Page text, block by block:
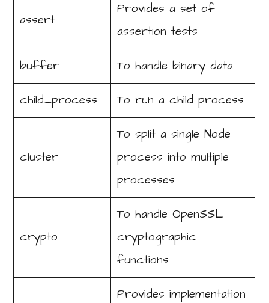
assert
Provides a set of
assertion tests
buffer To handle binary data
child_process To run a child process
cluster
To split a single Node
process into multiple
processes
crypto
To handle OpenSSL
cryptographic
functions
Provides implementation